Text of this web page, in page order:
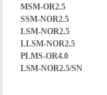
MSM-OR2.5
SSM-NOR2.5
LSM-NOR2.5
LLSM-NOR2.5
PLMS-OR4.0
LSM-NOR2.5/SN